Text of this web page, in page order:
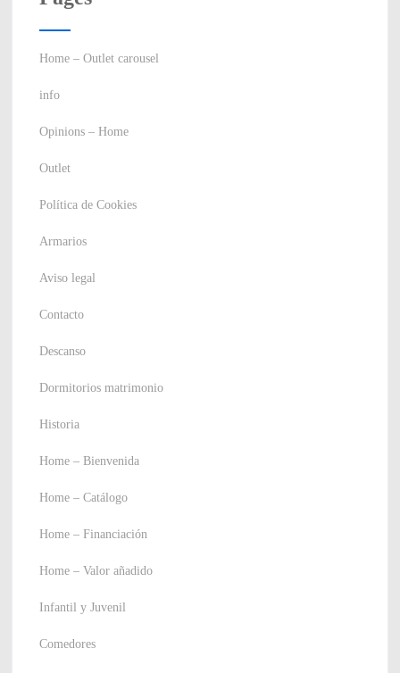
Home – Outlet carousel
info
Opinions – Home
Outlet
Política de Cookies
Armarios
Aviso legal
Contacto
Descanso
Dormitorios matrimonio
Historia
Home – Bienvenida
Home – Catálogo
Home – Financiación
Home – Valor añadido
Infantil y Juvenil
Comedores